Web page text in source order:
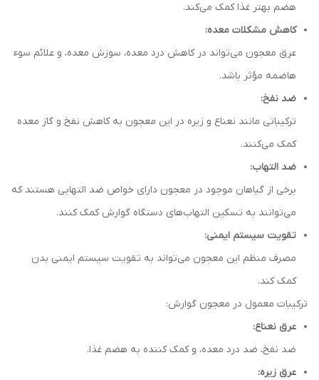
هضم بهتر غذا کمک می‌کند.
کاهش مشکلات معده:
عرق معجون می‌تواند در کاهش درد معده، سوزش معده، و علائم سوء
هاضمه مؤثر باشد.
ضد نفخ:
ترکیباتی مانند نعناع و زیره در این معجون به کاهش نفخ و گاز معده
کمک می‌کنند.
ضد التهاب:
برخی از گیاهان موجود در معجون دارای خواص ضد التهابی هستند که
می‌توانند به تسکین التهاب‌های دستگاه گوارش کمک کنند.
تقویت سیستم ایمنی:
مصرف منظم این معجون می‌تواند به تقویت سیستم ایمنی بدن
کمک کند.
ترکیبات معمول در معجون گوارش:
عرق نعناع:
ضد نفخ، ضد درد معده، و کمک کننده به هضم غذا.
عرق زیره: